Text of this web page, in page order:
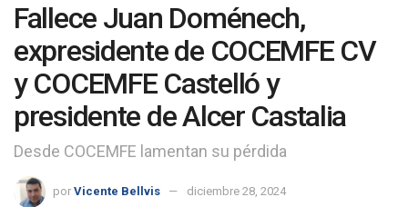
Fallece Juan Doménech,
expresidente de COCEMFE CV
y COCEMFE Castelló y
presidente de Alcer Castalia
Desde COCEMFE lamentan su pérdida
por Vicente Bellvis diciembre 28, 2024